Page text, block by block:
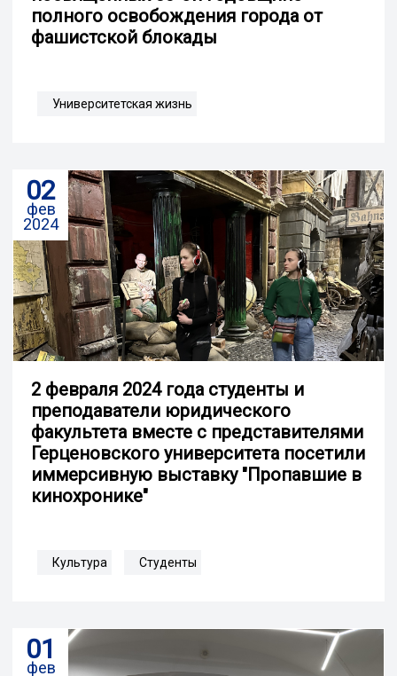
полного освобождения города от
фашистской блокады
Университетская жизнь
02
фев
2024
2 февраля 2024 года студенты и
преподаватели юридического
факультета вместе с представителями
Герценовского университета посетили
иммерсивную выставку "Пропавшие в
кинохронике"
Культура Студенты
01
фев